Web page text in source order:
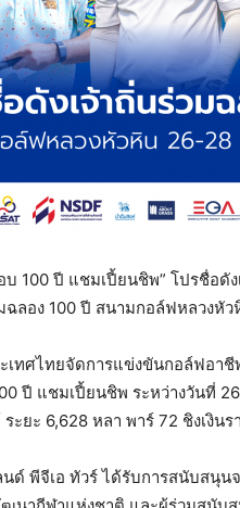
บ 100 ปี แชมเปี้ยนชิพ” โปรชื่อ
ลอง 100 ปี สนามกอล์ฟหลวงหั
ทศไทยจัดการแข่งขันกอล์ฟอาชี
ปี แชมเปี้ยนชิพ ระหว่างวันที่
ยะ 6,628 หลา พาร์ 72 ชิงเงินร
ด์ พีจีเอ ทัวร์ ได้รับการสนับสนุน